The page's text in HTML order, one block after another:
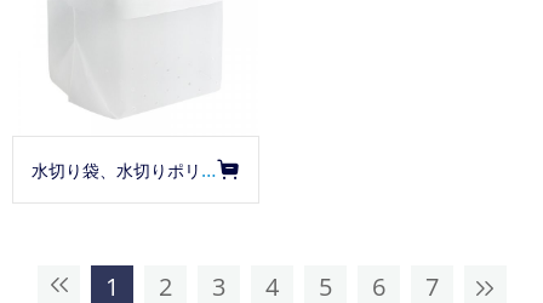
水切り袋、水切りポリ袋、立てる水切り袋、底面穴あきタイプ
1 2 3 4 5 6 7